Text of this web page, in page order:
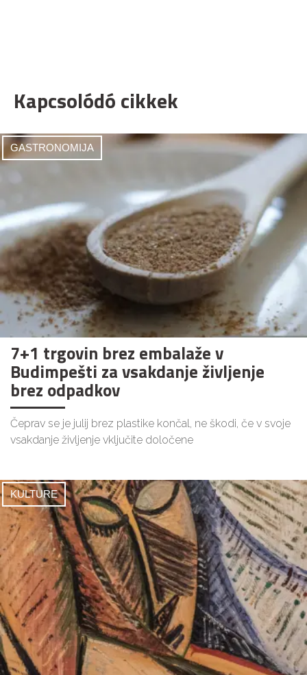
Kapcsolódó cikkek
GASTRONOMIJA
7+1 trgovin brez embalaže v
Budimpešti za vsakdanje življenje
brez odpadkov
Čeprav se je julij brez plastike končal, ne škodi, če v svoje
vsakdanje življenje vključite določene
KULTURE